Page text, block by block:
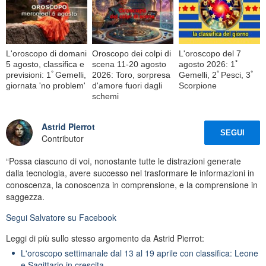
L'oroscopo di domani
5 agosto, classifica e
previsioni: 1ﾟGemelli,
giornata 'no problem'
Oroscopo dei colpi di
scena 11-20 agosto
2026: Toro, sorpresa
d'amore fuori dagli
schemi
L'oroscopo del 7
agosto 2026: 1ﾟ
Gemelli, 2ﾟPesci, 3ﾟ
Scorpione
Astrid Pierrot
Contributor
SEGUI
“Possa ciascuno di voi, nonostante tutte le distrazioni generate
dalla tecnologia, avere successo nel trasformare le informazioni in
conoscenza, la conoscenza in comprensione, e la comprensione in
saggezza.
Segui Salvatore su Facebook
Leggi di più sullo stesso argomento da Astrid Pierrot:
L'oroscopo settimanale dal 13 al 19 aprile con classifica: Leone